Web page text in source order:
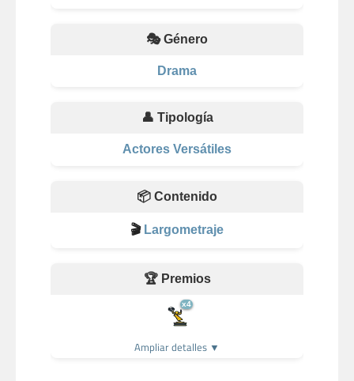
🎭 Género
Drama
👤 Tipología
Actores Versátiles
📦 Contenido
🎬 Largometraje
🏆 Premios
x4
Ampliar detalles ▼